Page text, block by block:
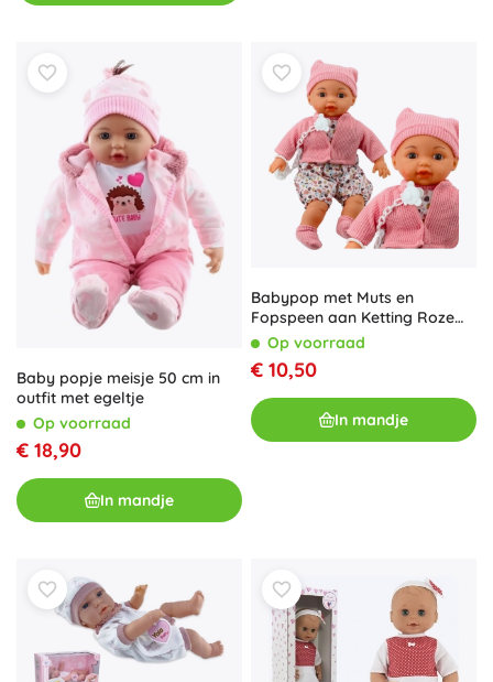
Baby popje meisje 50 cm in
outfit met egeltje
Op voorraad
€ 18,90
In mandje
Babypop met Muts en
Fopspeen aan Ketting Roze
40 cm
Op voorraad
€ 10,50
In mandje